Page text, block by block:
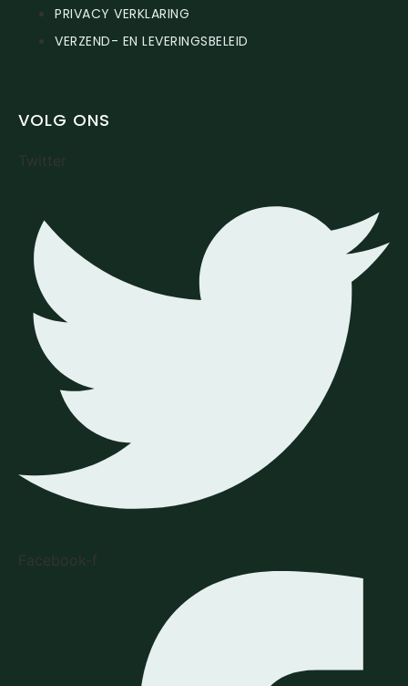
PRIVACY VERKLARING
VERZEND- EN LEVERINGSBELEID
VOLG ONS
Twitter
Facebook-f